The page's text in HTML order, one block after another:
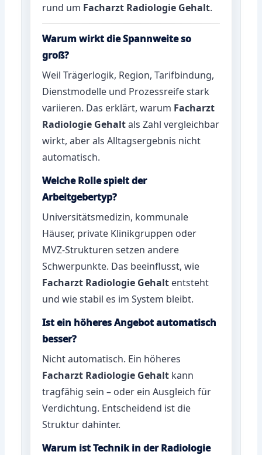
rund um Facharzt Radiologie Gehalt.
Warum wirkt die Spannweite so
groß?
Weil Trägerlogik, Region, Tarifbindung,
Dienstmodelle und Prozessreife stark
variieren. Das erklärt, warum Facharzt
Radiologie Gehaltals Zahl vergleichbar
wirkt, aber als Alltagsergebnis nicht
automatisch.
Welche Rolle spielt der
Arbeitgebertyp?
Universitätsmedizin, kommunale
Häuser, private Klinikgruppen oder
MVZ-Strukturen setzen andere
Schwerpunkte. Das beeinflusst, wie
Facharzt Radiologie Gehalt entsteht
und wie stabil es im System bleibt.
Ist ein höheres Angebot automatisch
besser?
Nicht automatisch. Ein höheres
Facharzt Radiologie Gehalt kann
tragfähig sein – oder ein Ausgleich für
Verdichtung. Entscheidend ist die
Struktur dahinter.
Warum ist Technik in der Radiologie